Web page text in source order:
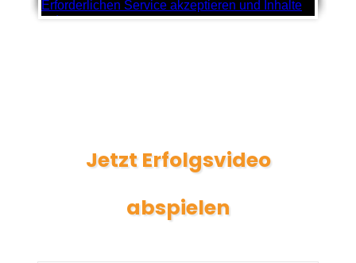
Erforderlichen Service akzeptieren und Inhalte
entsperren
Jetzt Erfolgsvideo
abspielen